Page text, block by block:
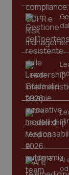
Tiroide
Tumore
Tumore
Tumori
Tumori
Ulcera &
AI
I cookie
sito web
protette
Nome